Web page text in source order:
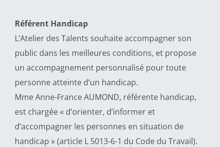
Référent Handicap
L’Atelier des Talents souhaite accompagner son
public dans les meilleures conditions, et propose
un accompagnement personnalisé pour toute
personne atteinte d’un handicap.
Mme Anne-France AUMOND, référente handicap,
est chargée « d’orienter, d’informer et
d’accompagner les personnes en situation de
handicap » (article L 5013-6-1 du Code du Travail).